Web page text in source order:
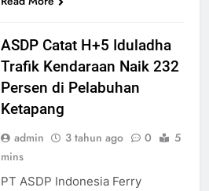
ASDP Catat H+5 Iduladha
Trafik Kendaraan Naik 232
Persen di Pelabuhan
Ketapang
admin 3 tahun ago 0
5
mins
PT ASDP Indonesia Ferry